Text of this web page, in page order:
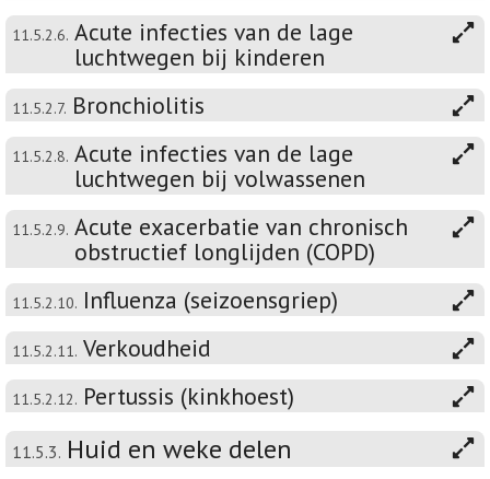
11.5.2.6. Acute infecties van de lage
luchtwegen bij kinderen
11.5.2.7. Bronchiolitis
11.5.2.8. Acute infecties van de lage
luchtwegen bij volwassenen
11.5.2.9. Acute exacerbatie van chronisch
obstructief longlijden (COPD)
11.5.2.10. Influenza (seizoensgriep)
11.5.2.11. Verkoudheid
11.5.2.12. Pertussis (kinkhoest)
11.5.3. Huid en weke delen